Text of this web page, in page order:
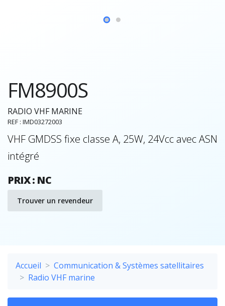
FM8900S
RADIO VHF MARINE
REF : IMD03272003
VHF GMDSS fixe classe A, 25W, 24Vcc avec ASN
intégré
PRIX : NC
Trouver un revendeur
Accueil
Communication & Systèmes satellitaires
Radio VHF marine